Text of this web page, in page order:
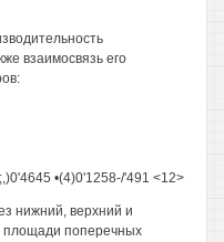
взаимосвязь его
•(4)0'1258-/'491 <12>
нижний, верхний и
площади поперечных